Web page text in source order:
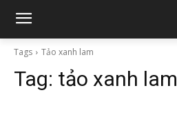
Tags Tảo xanh lam
Tag: tảo xanh lam